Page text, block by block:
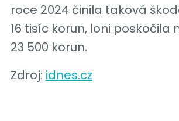
roce 2024 činila taková
16 tisíc korun, loni poskočila
23 500 korun.
Zdroj: idnes.cz